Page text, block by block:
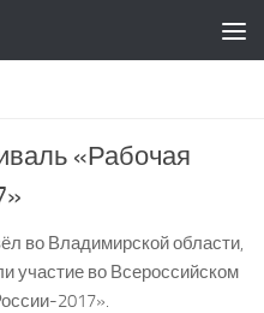
«Рабочая
во Владимирской области,
участие во Всероссийском
2017».